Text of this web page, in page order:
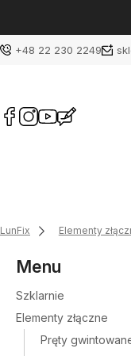
+48 22 230 2249
LunFix Elementy
Menu
Szklarnie
Elementy złączne
Pręty